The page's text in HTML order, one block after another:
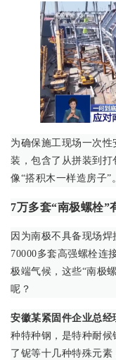
为确保施工现场一次
装，包含了从拼装到
像“搭积木一样造房子”。
7万多套“南极螺栓”
因为南极不具备现场
70000多套高强螺栓连
极端气候，这些“南极
呢？
安徽某紧固件企业总经
种特种钢，是特种耐
了铌等十几种特殊元